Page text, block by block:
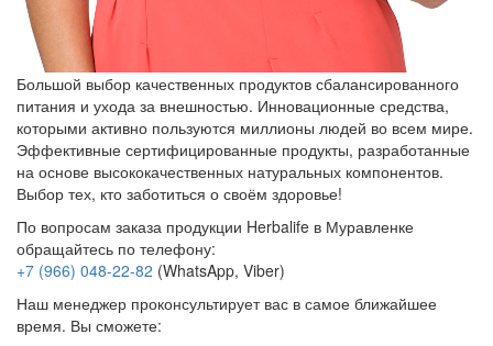
Большой выбор качественных продуктов сбалансированного
питания и ухода за внешностью. Инновационные средства,
которыми активно пользуются миллионы людей во всем мире.
Эффективные сертифицированные продукты, разработанные
на основе высококачественных натуральных компонентов.
Выбор тех, кто заботиться о своём здоровье!
По вопросам заказа продукции Herbalife в Муравленке
обращайтесь по телефону:
+7 (966) 048-22-82 (WhatsApp, Viber)
Наш менеджер проконсультирует вас в самое ближайшее
время. Вы сможете: